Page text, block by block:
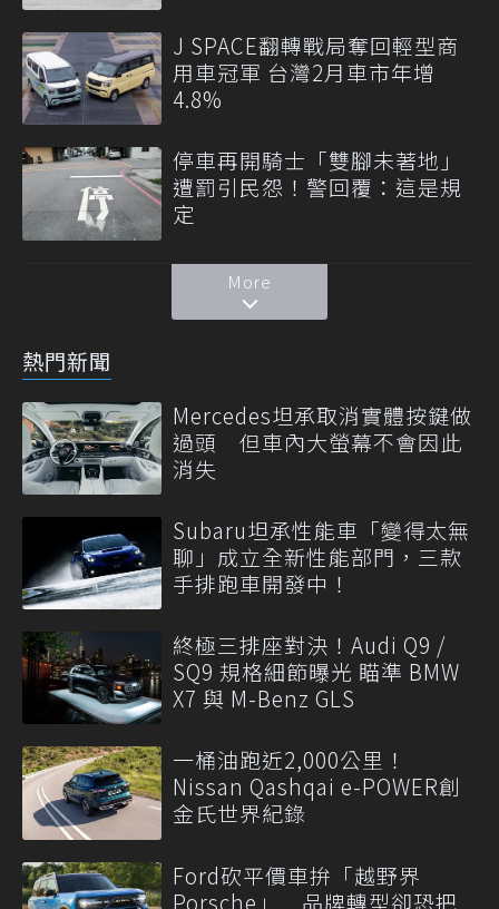
J SPACE翻轉戰局奪回輕型商
用車冠軍 台灣2月車市年增
4.8%
停車再開騎士「雙腳未著地」
遭罰引民怨！警回覆：這是規
定
More
熱門新聞
Mercedes坦承取消實體按鍵做
過頭 但車內大螢幕不會因此
消失
Subaru坦承性能車「變得太無
聊」成立全新性能部門，三款
手排跑車開發中！
終極三排座對決！Audi Q9 /
SQ9 規格細節曝光 瞄準 BMW
X7 與 M-Benz GLS
一桶油跑近2,000公里！
Nissan Qashqai e-POWER創
金氏世界紀錄
Ford砍平價車拚「越野界
Porsche」 品牌轉型卻恐把